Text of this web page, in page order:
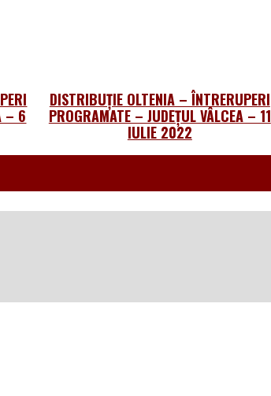
– 6
DISTRIBUȚIE OLTENIA – ÎNTRERUPERI
PROGRAMATE – JUDEȚUL VÂLCEA – 11
IULIE 2022